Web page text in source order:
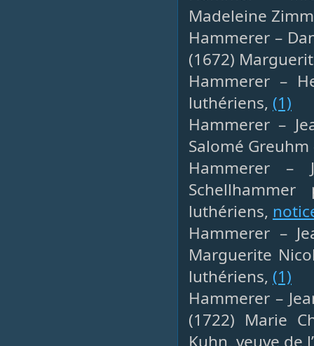
Madeleine
Hammerer –
(1672)
Hammerer –
luthériens, (1)
Hammerer –
Salomé
Hammerer –
luthériens,
Hammerer –
Marguerite
luthériens, (1)
Hammerer –
(1722) Marie
Kuhn, veuve de